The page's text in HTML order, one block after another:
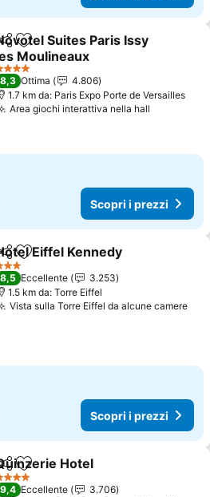
Aggiungi ai preferiti
Suites Paris Issy
Moulineaux
Stelle
8,3 Ottima
4.806
1.7 km da: Paris Expo Porte de Versailles
Area giochi interattiva nella hall
Scopri i prezzi
Aggiungi ai preferiti
Eiffel Kennedy
Stelle
8,5 Eccellente
3.253
1.5 km da: Torre Eiffel
Vista sulla Torre Eiffel da alcune camere
Scopri i prezzi
Aggiungi ai preferiti
Hotel
Stelle
9,4 Eccellente
3.706